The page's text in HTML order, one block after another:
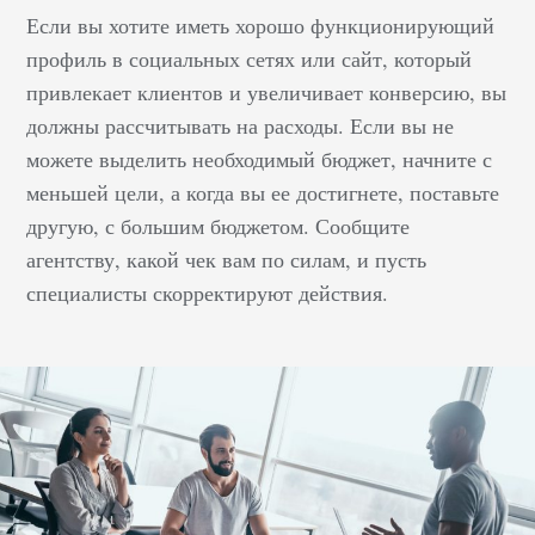
полдня он всё-таки
появился в результатах
поиска. Сайт подруги в
итоге оказался в
рейтинге ее доменного
имени. Далее ей нужно
было…
Если вы хотите иметь хорошо функционирующий
профиль в социальных сетях или сайт, который
привлекает клиентов и увеличивает конверсию, вы
должны рассчитывать на расходы. Если вы не
можете выделить необходимый бюджет, начните с
меньшей цели, а когда вы ее достигнете, поставьте
другую, с большим бюджетом. Сообщите
агентству, какой чек вам по силам, и пусть
специалисты скорректируют действия.